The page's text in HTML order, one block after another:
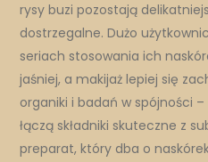
rysy buzi pozostają
dostrzegalne. Dużo
seriach stosowania ich
jaśniej, a makijaż lepiej się
organiki i badań w spójności
łączą składniki skuteczne z
preparat, który dba o